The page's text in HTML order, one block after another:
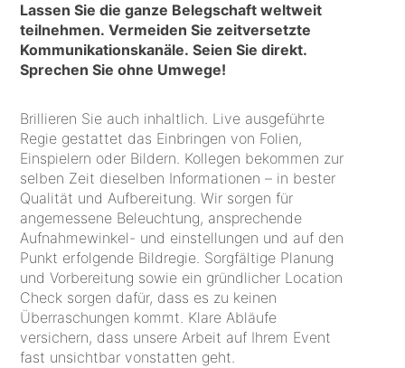
Lassen Sie die ganze Belegschaft weltweit
teilnehmen. Vermeiden Sie zeitversetzte
Kommunikationskanäle. Seien Sie direkt.
Sprechen Sie ohne Umwege!
Brillieren Sie auch inhaltlich. Live ausgeführte
Regie gestattet das Einbringen von Folien,
Einspielern oder Bildern. Kollegen bekommen zur
selben Zeit dieselben Informationen – in bester
Qualität und Aufbereitung. Wir sorgen für
angemessene Beleuchtung, ansprechende
Aufnahmewinkel- und einstellungen und auf den
Punkt erfolgende Bildregie. Sorgfältige Planung
und Vorbereitung sowie ein gründlicher Location
Check sorgen dafür, dass es zu keinen
Überraschungen kommt. Klare Abläufe
versichern, dass unsere Arbeit auf Ihrem Event
fast unsichtbar vonstatten geht.